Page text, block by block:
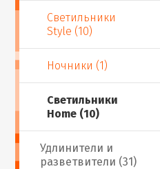
Светильники
Style (10)
Ночники (1)
Светильники
Home (10)
Удлинители и
разветвители (31)